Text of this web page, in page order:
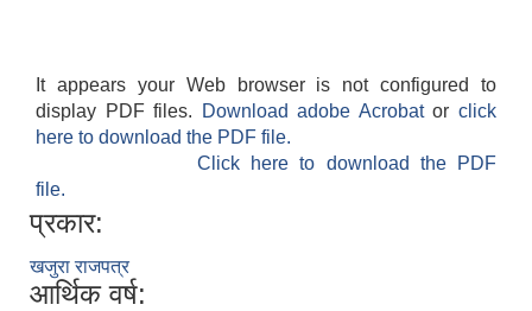
It appears your Web browser is not configured to
display PDF files.
Download adobe Acrobatorclick
here to download the PDF file.
Click here to download the PDF
file.
प्रकार:
खजुरा राजपत्र
आर्थिक वर्ष: